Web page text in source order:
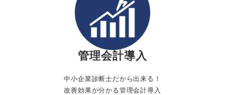
管理会計導入
中小企業診断士だから出来る！
改善効果が分かる管理会計導入